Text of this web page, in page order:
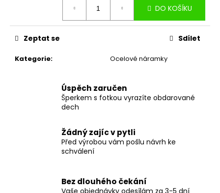
DO KOŠÍKU
Kategorie: Ocelové náramky
Zeptat se Sdílet
Úspěch zaručen
Šperkem s fotkou vyrazíte obdarované
dech
Žádný zajíc v pytli
Před výrobou vám pošlu návrh ke
schválení
Bez dlouhého čekání
Vaše objednávky odesílám za 3-5 dní